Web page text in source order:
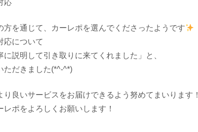
応
方を通じて、カーレポを選んでくださったようです
応について
に説明して引き取りに来てくれました」と、
ただきました(*^-^*)
り良いサービスをお届けできるよう努めてまいります！
レポをよろしくお願いします！